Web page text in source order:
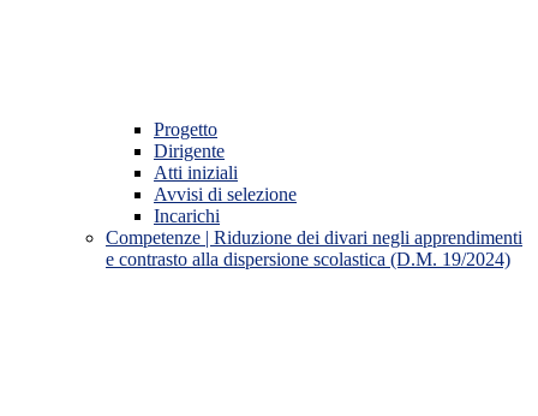
Progetto
Dirigente
Atti iniziali
Avvisi di selezione
Incarichi
Competenze | Riduzione dei divari negli apprendimenti
e contrasto alla dispersione scolastica (D.M. 19/2024)